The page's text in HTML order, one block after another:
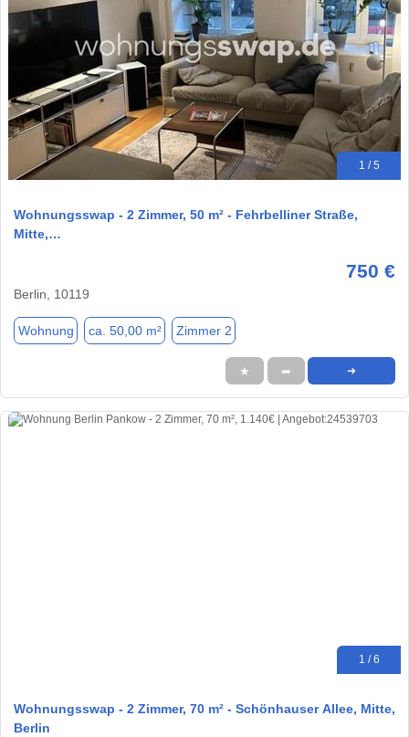
1 / 5
Wohnungsswap - 2 Zimmer, 50 m² - Fehrbelliner Straße,
Mitte,…
750 €
Berlin, 10119
Wohnung ca. 50,00 m² Zimmer 2
★ ➦ ➜
1 / 6
Wohnungsswap - 2 Zimmer, 70 m² - Schönhauser Allee, Mitte,
Berlin